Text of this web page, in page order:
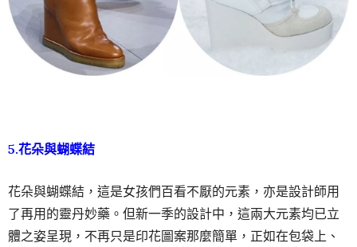
5.花朵與蝴蝶結
花朵與蝴蝶結，這是女孩們百看不厭的元素，亦是設計師用
了再用的靈丹妙藥。但新一季的設計中，這兩大元素均已立
體之姿呈現，不再只是印花圖案那麼簡單，正如在包袋上、